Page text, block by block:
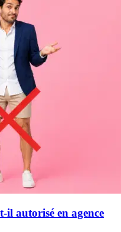
il autorisé en agence